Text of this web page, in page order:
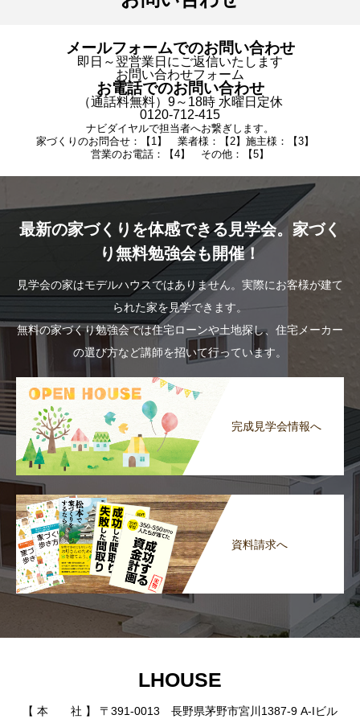
メールフォームでのお問い合わせ
即日～翌営業日にご返信いたします
お問い合わせフォーム
お電話でのお問い合わせ
（通話料無料）9～18時 水曜日定休
0120-712-415
ナビダイヤルで担当者へお繋ぎします。
家づくりのお問合せ：【1】 業者様：【2】施主様：【3】
営業のお電話：【4】 その他：【5】
最新の家づくりを体感できる見学会。家づく
り無料勉強会も開催！
見学会の家はモデルハウスではありません。実際にお客様が建て
られた家を見学できます。
無料の家づくり勉強会では住宅ローンや土地探し、住宅メーカー
の選び方など講師を招いて行っています。
完成見学会情報へ
資料請求へ
LHOUSE
【 本 社 】 〒391-0013 長野県茅野市宮川1387-9 A-Iビル